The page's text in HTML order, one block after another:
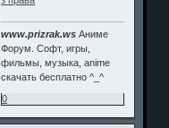
www.prizrak.ws Аниме
Форум. Софт, игры,
фильмы, музыка, anime
скачать бесплатно ^_^
0